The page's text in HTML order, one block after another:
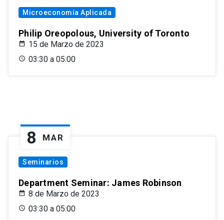
Microeconomía Aplicada
Philip Oreopolous, University of Toronto
15 de Marzo de 2023
03:30 a 05:00
8 MAR
Seminarios
Department Seminar: James Robinson
8 de Marzo de 2023
03:30 a 05:00